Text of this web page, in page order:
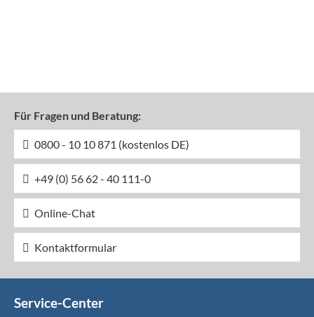
Für Fragen und Beratung:
0800 - 10 10 871 (kostenlos DE)
+49 (0) 56 62 - 40 111-0
Online-Chat
Kontaktformular
Service-Center